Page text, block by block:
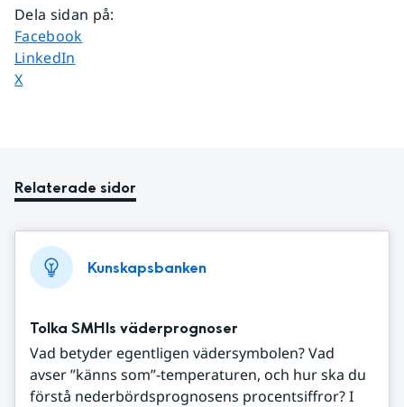
Dela sidan på:
Dela sidan på
Facebook
Dela sidan på
LinkedIn
Dela sidan på
X
Relaterade sidor
Kunskapsbanken
Tolka SMHIs väderprognoser
Vad betyder egentligen vädersymbolen? Vad
avser ”känns som”-temperaturen, och hur ska du
förstå nederbördsprognosens procentsiffror? I